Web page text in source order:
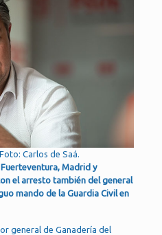
Carlos de Saá.
Madrid y
el arresto también del general
mando de la Guardia Civil en
general de Ganadería del